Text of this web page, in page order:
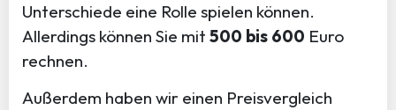
Unterschiede eine Rolle spielen können.
Allerdings können Sie mit 500 bis 600 Euro
rechnen.
Außerdem haben wir einen Preisvergleich